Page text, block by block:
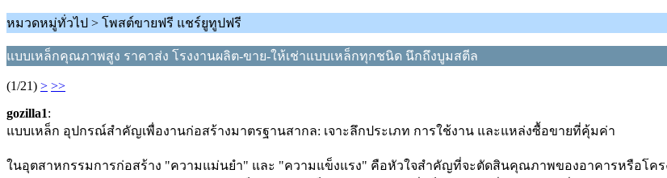
หมวดหมู่ทั่วไป > โพสต์ขายฟรี แชร์ยูทูปฟรี
แบบเหล็กคุณภาพสูง ราคาส่ง โรงงานผลิต-ขาย-ให้เช่าแบบเหล็กทุกชนิด นึกถึงบูมสตีล
(1/21) > >>
gozilla1:
แบบเหล็ก อุปกรณ์สำคัญเพื่องานก่อสร้างมาตรฐานสากล: เจาะลึกประเภท การใช้งาน และแหล่งซื้อขายที่คุ้มค่า
ในอุตสาหกรรมการก่อสร้าง "ความแม่นยำ" และ "ความแข็งแรง" คือหัวใจสำคัญที่จะตัดสินคุณภาพของอาคารหรือโค